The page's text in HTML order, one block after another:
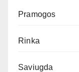
Pramogos
Rinka
Saviugda